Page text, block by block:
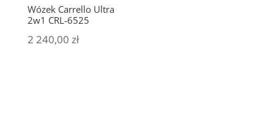
Wózek Carrello Ultra
2w1 CRL-6525
2 240,00 zł